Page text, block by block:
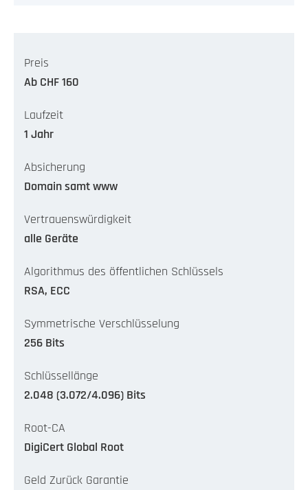
Preis
Ab CHF 160
Laufzeit
1 Jahr
Absicherung
Domain samt www
Vertrauenswürdigkeit
alle Geräte
Algorithmus des öffentlichen Schlüssels
RSA, ECC
Symmetrische Verschlüsselung
256 Bits
Schlüssellänge
2.048 (3.072/4.096) Bits
Root-CA
DigiCert Global Root
Geld Zurück Garantie